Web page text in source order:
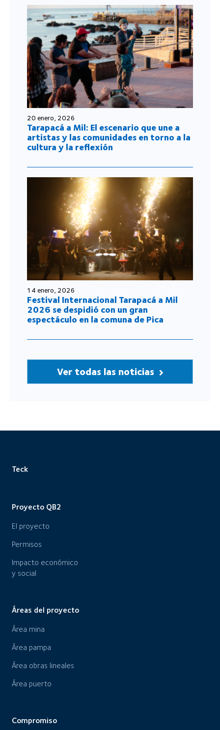
20 enero, 2026
Tarapacá a Mil: El escenario que une a
artistas y las comunidades en torno a la
cultura y la reflexión
14 enero, 2026
Festival Internacional Tarapacá a Mil
2026 se despidió con un gran
espectáculo en la comuna de Pica
Ver todas las noticias
Teck
Proyecto QB2
El proyecto
Permisos
Impacto económico
y social
Áreas del proyecto
Área mina
Área pampa
Área obras lineales
Área puerto
Compromiso